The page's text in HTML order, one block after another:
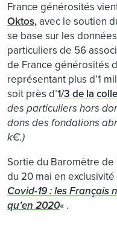
France générosités
Oktos, avec le soutien
se base sur les
particuliers de 56
de France générosités
représentant plus d’1
soit près d’1/3 de la
des particuliers hors
dons des fondations
k€.)
Sortie du Baromètre
du 20 mai en exclusivité
Covid-19 : les Français
qu’en 2020« .